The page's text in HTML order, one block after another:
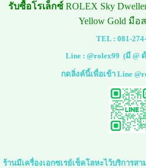
รับซื้อโรเล็กซ์ ROLEX Sky
Yellow Gold มือ
TEL : 081-
Line :@rolex99 (มี @
กดลิ่งค์นี้เพื่อเข้า Line
ร้านมีเครื่องเอกซเรย์เช็คโลหะไว้บริกา